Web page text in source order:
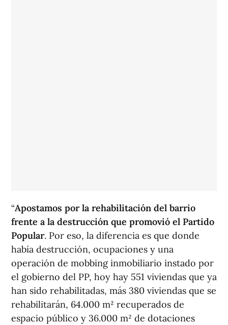
“Apostamos por la rehabilitación del barrio
frente a la destrucción que promovió el Partido
Popular. Por eso, la diferencia es que donde
había destrucción, ocupaciones y una
operación de mobbing inmobiliario instado por
el gobierno del PP, hoy hay 551 viviendas que ya
han sido rehabilitadas, más 380 viviendas que se
rehabilitarán, 64.000 m² recuperados de
espacio público y 36.000 m² de dotaciones